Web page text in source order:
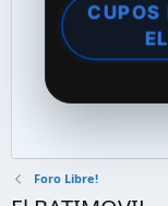
Foro Libre!